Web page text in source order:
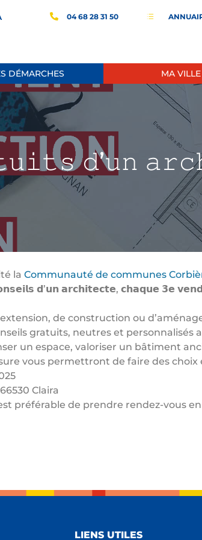
04 68 28 31 50 d
DÉMARCHES MA VILLE
𝚍’𝚞𝚗
laCommunauté de communes
𝗱’𝘂𝗻 𝗮𝗿𝗰𝗵𝗶𝘁𝗲𝗰𝘁𝗲, 𝗰𝗵𝗮𝗾𝘂𝗲 𝟯𝗲
de construction ou
gratuits, neutres et personnalisés
un espace, valoriser un bâtiment
vous permettront de faire des choix
Claira
préférable de prendre rendez-vous
LIENS UTILES